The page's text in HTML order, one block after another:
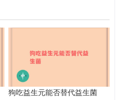
狗吃益生元能否替代益生菌